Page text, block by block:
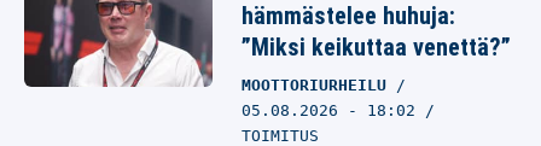
hämmästelee huhuja:
”Miksi keikuttaa venettä?”
MOOTTORIURHEILU
05.08.2026 - 18:02
TOIMITUS